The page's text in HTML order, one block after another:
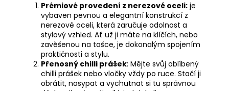
Prémiové provedení z nerezové oceli: je
vybaven pevnou a elegantní konstrukcí z
nerezové oceli, která zaručuje odolnost a
stylový vzhled. Ať už ji máte na klíčích, nebo
zavěšenou na tašce, je dokonalým spojením
praktičnosti a stylu.
Přenosný chilli prášek: Mějte svůj oblíbený
chilli prášek nebo vločky vždy po ruce. Stačí ji
obrátit, nasypat a vychutnat si tu správnou